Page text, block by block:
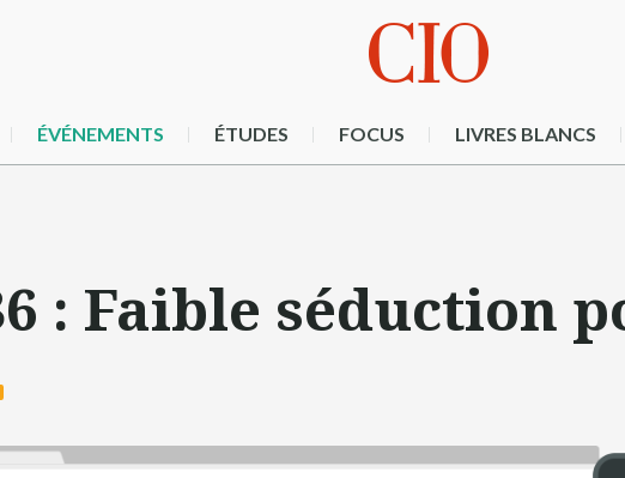
ÉVÉNEMENTS ÉTUDES FOCUS LIVRES BLANCS
: Faible séduction